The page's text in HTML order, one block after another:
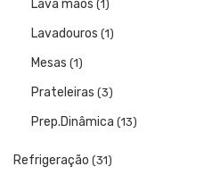
Lava mãos (1)
Lavadouros (1)
Mesas (1)
Prateleiras (3)
Prep.Dinâmica (13)
Refrigeração (31)